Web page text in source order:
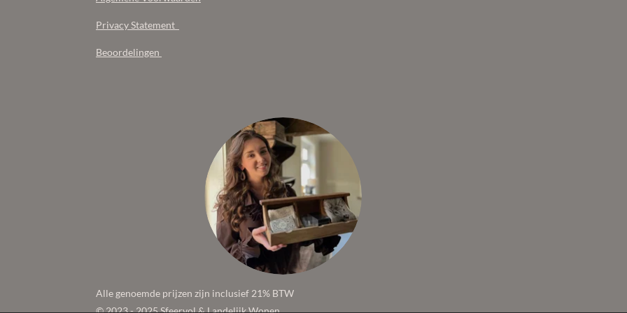
Privacy Statement
Beoordelingen
Alle genoemde prijzen zijn inclusief 21% BTW
© 2023 - 2025 Sfeervol & Landelijk Wonen